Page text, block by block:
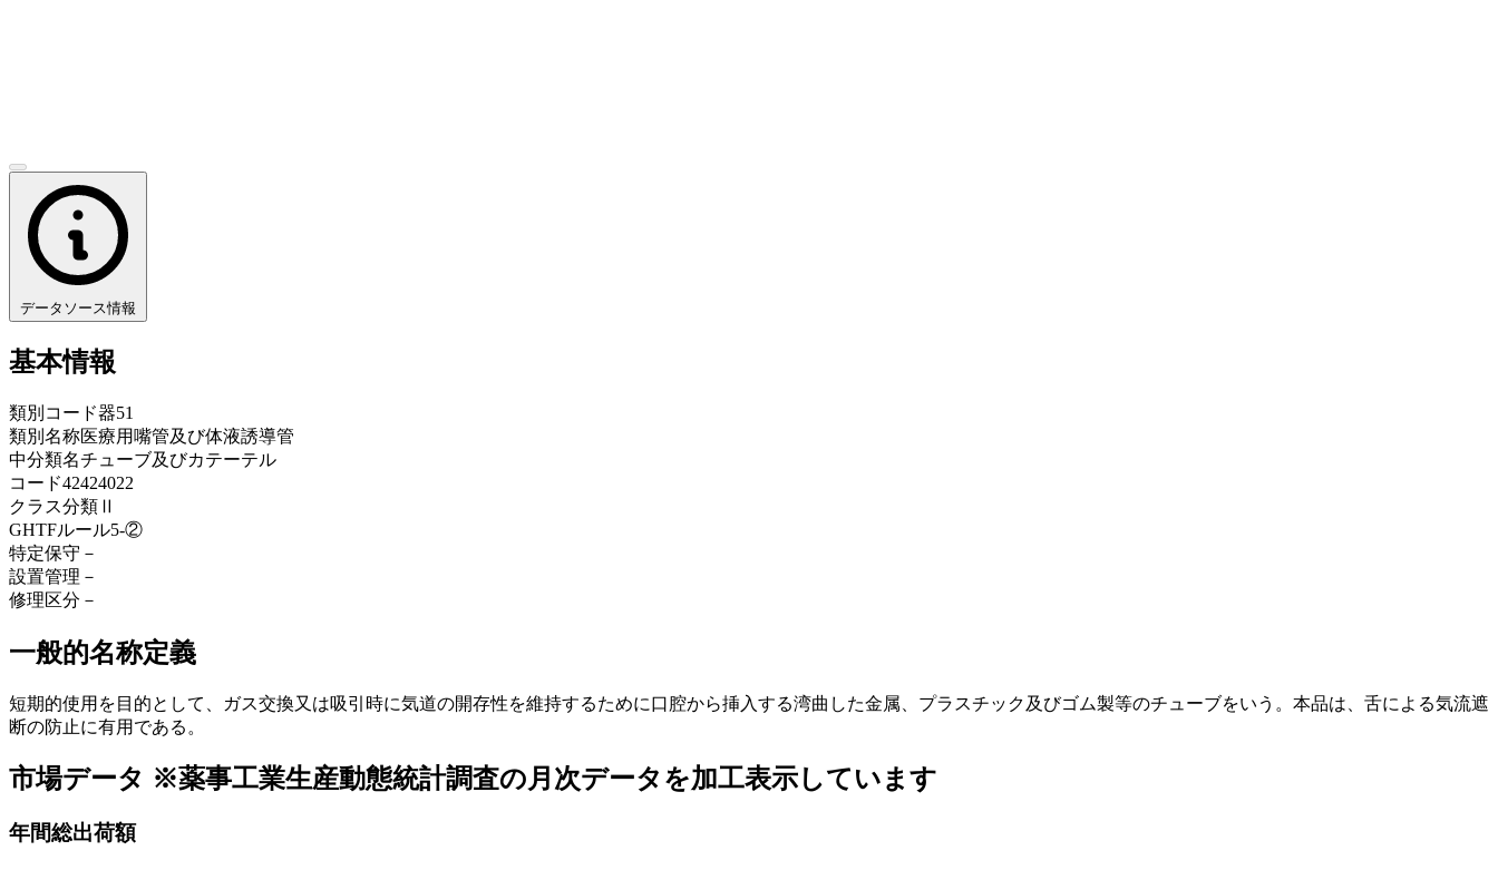
データソース情報
基本情報
類別コード器51
類別名称医療用嘴管及び体液誘導管
中分類名チューブ及びカテーテル
コード42424022
クラス分類 Ⅱ
GHTFルール5-②
特定保守 －
設置管理 －
修理区分 －
一般的名称定義
短期的使用を目的として、ガス交換又は吸引時に気道の開存性を維持するために口腔から挿入する湾曲した金属、プラスチック及びゴム製等のチューブをいう。本品は、舌による気流遮
断の防止に有用である。
市場データ ※薬事工業生産動態統計調査の月次データを加工表示しています
年間総出荷額